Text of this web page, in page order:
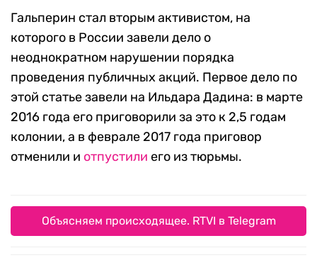
Гальперин стал вторым активистом, на
которого в России завели дело о
неоднократном нарушении порядка
проведения публичных акций. Первое дело по
этой статье завели на Ильдара Дадина: в марте
2016 года его приговорили за это к 2,5 годам
колонии, а в феврале 2017 года приговор
отменили и отпустили его из тюрьмы.
Объясняем происходящее. RTVI в Telegram